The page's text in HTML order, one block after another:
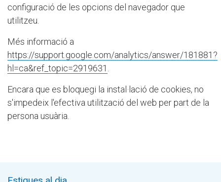
configuració de les opcions del navegador que
utilitzeu.
Més informació a
https://support.google.com/analytics/answer/181881?
hl=ca&ref_topic=2919631
Encara que es bloquegi la instal·lació de cookies, no
s'impedeix l'efectiva utilització del web per part de la
persona usuària.